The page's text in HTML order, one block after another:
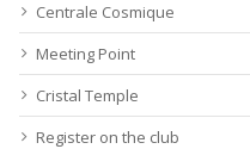
Centrale Cosmique
Meeting Point
Cristal Temple
Register on the club